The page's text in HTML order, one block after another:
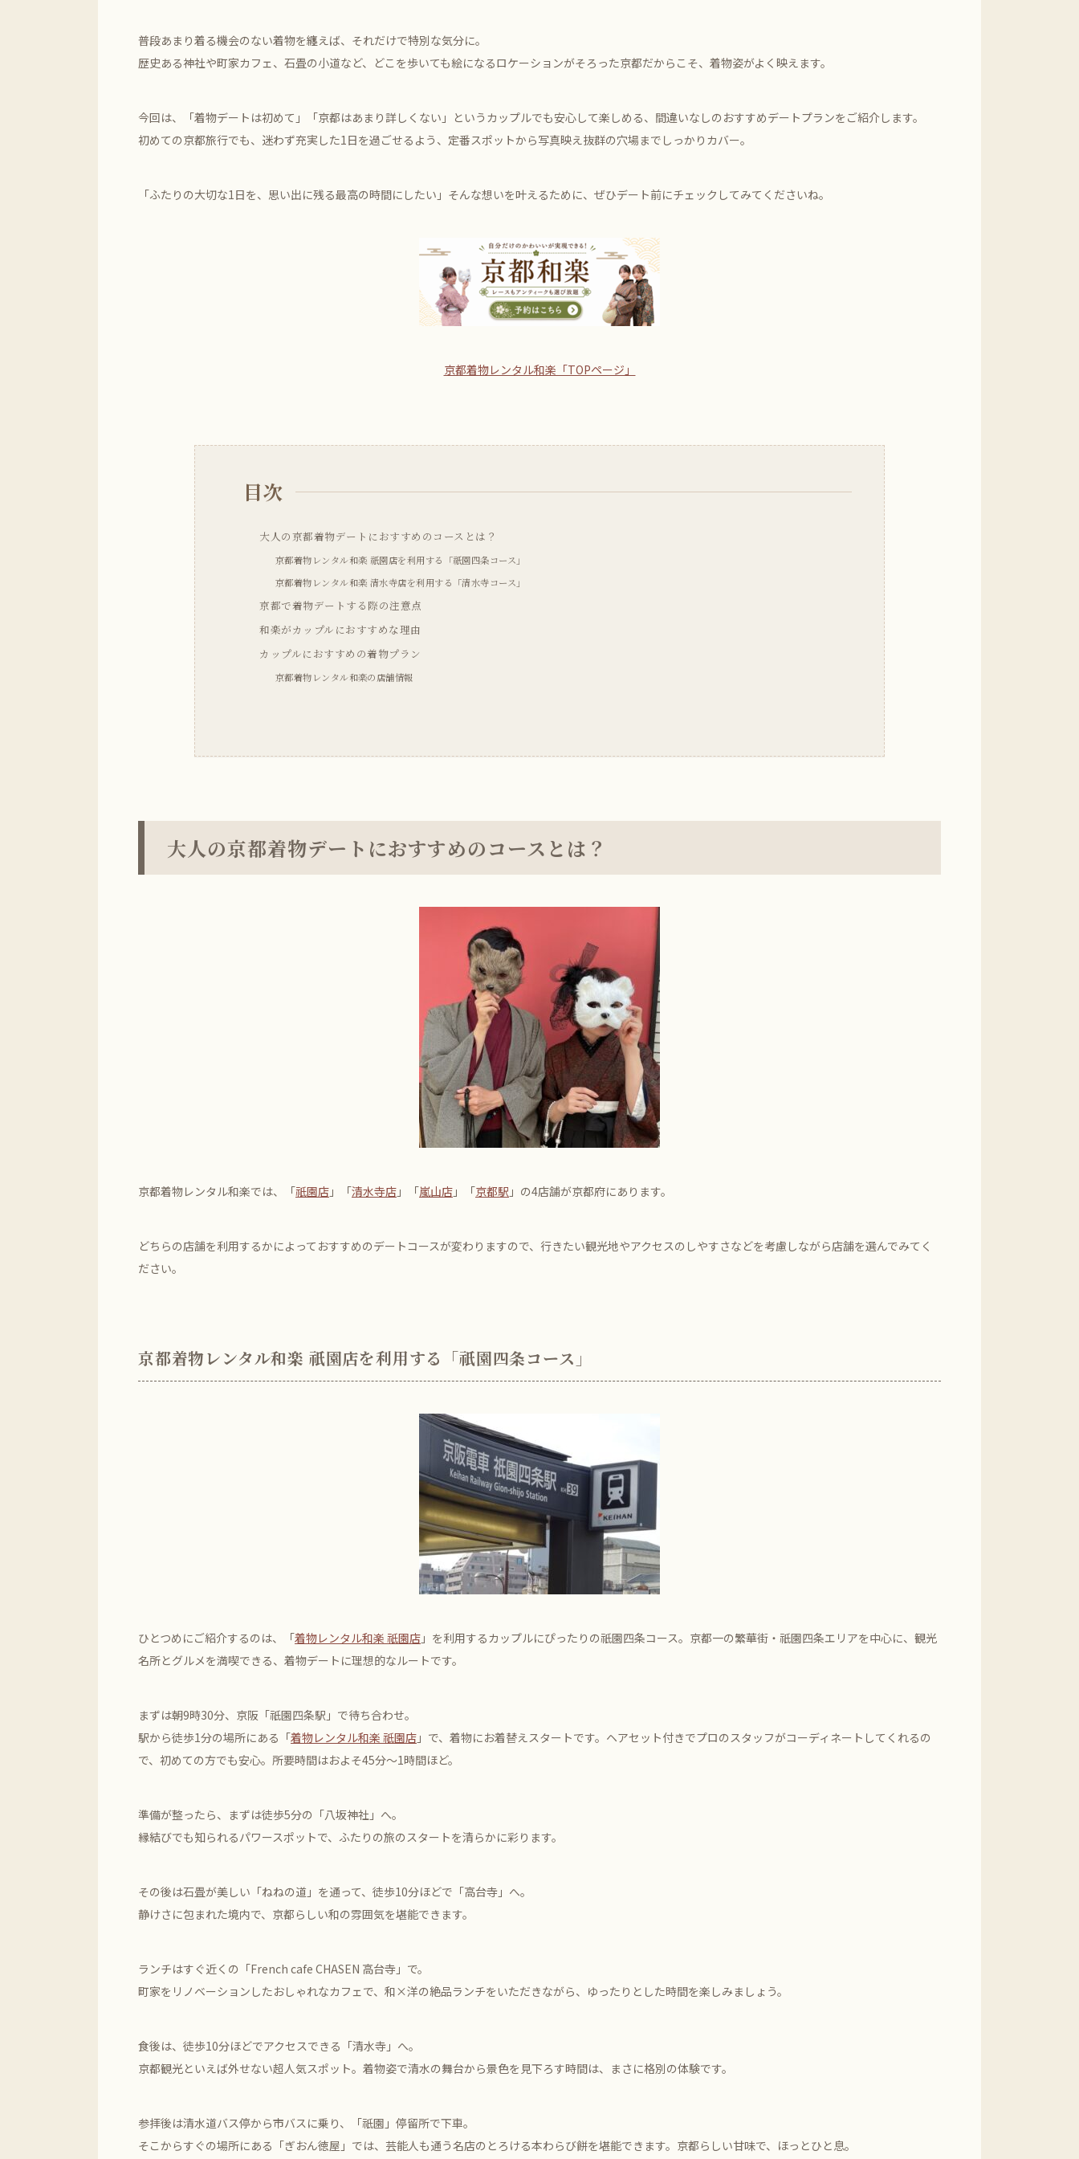
普段あまり着る機会のない着物を纏えば、それだけで特別な気分に。
歴史ある神社や町家カフェ、石畳の小道など、どこを歩いても絵になるロケーションがそろった京都だからこそ、着物姿がよく映えます。
今回は、「着物デートは初めて」「京都はあまり詳しくない」というカップルでも安心して楽しめる、間違いなしのおすすめデートプランをご紹介します。
初めての京都旅行でも、迷わず充実した1日を過ごせるよう、定番スポットから写真映え抜群の穴場までしっかりカバー。
「ふたりの大切な1日を、思い出に残る最高の時間にしたい」そんな想いを叶えるために、ぜひデート前にチェックしてみてくださいね。
京都着物レンタル和楽「TOPページ」
目次
大人の京都着物デートにおすすめのコースとは？
京都着物レンタル和楽 祇園店を利用する「祇園四条コース」
京都着物レンタル和楽 清水寺店を利用する「清水寺コース」
京都で着物デートする際の注意点
和楽がカップルにおすすめな理由
カップルにおすすめの着物プラン
京都着物レンタル和楽の店舗情報
大人の京都着物デートにおすすめのコースとは？
京都着物レンタル和楽では、「祇園店 」「清水寺店 」「嵐山店 」「京都駅 」の4店舗が京都府にあります。
どちらの店舗を利用するかによっておすすめのデートコースが変わりますので、行きたい観光地やアクセスのしやすさなどを考慮しながら店舗を選んでみてく
ださい。
京都着物レンタル和楽 祇園店を利用する「祇園四条コース」
ひとつめにご紹介するのは、「着物レンタル和楽 祇園店 」を利用するカップルにぴったりの祇園四条コース。京都一の繁華街・祇園四条エリアを中心に、観光
名所とグルメを満喫できる、着物デートに理想的なルートです。
まずは朝9時30分、京阪「祇園四条駅」で待ち合わせ。
駅から徒歩1分の場所にある「着物レンタル和楽 祇園店 」で、着物にお着替えスタートです。ヘアセット付きでプロのスタッフがコーディネートしてくれるの
で、初めての方でも安心。所要時間はおよそ45分〜1時間ほど。
準備が整ったら、まずは徒歩5分の「八坂神社」へ。
縁結びでも知られるパワースポットで、ふたりの旅のスタートを清らかに彩ります。
その後は石畳が美しい「ねねの道」を通って、徒歩10分ほどで「高台寺」へ。
静けさに包まれた境内で、京都らしい和の雰囲気を堪能できます。
ランチはすぐ近くの「French cafe CHASEN 高台寺」で。
町家をリノベーションしたおしゃれなカフェで、和×洋の絶品ランチをいただきながら、ゆったりとした時間を楽しみましょう。
食後は、徒歩10分ほどでアクセスできる「清水寺」へ。
京都観光といえば外せない超人気スポット。着物姿で清水の舞台から景色を見下ろす時間は、まさに格別の体験です。
参拝後は清水道バス停から市バスに乗り、「祇園」停留所で下車。
そこからすぐの場所にある「ぎおん徳屋」では、芸能人も通う名店のとろける本わらび餅を堪能できます。京都らしい甘味で、ほっとひと息。